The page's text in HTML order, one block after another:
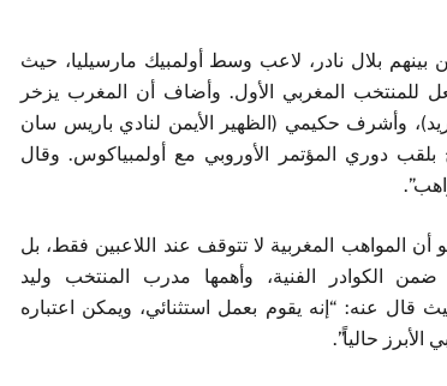
بينهم بلال نادر، لاعب وسط أولمبيك مارسيليا، حيث
للمنتخب المغربي الأول. وأضاف أن المغرب يزخر
وأشرف حكيمي (الظهير الأيمن لنادي باريس سان
دوري المؤتمر الأوروبي مع أولمبياكوس. وقال
أن المواهب المغربية لا تتوقف عند اللاعبين فقط، بل
الكوادر الفنية، وأهمها مدرب المنتخب وليد
قال عنه: “إنه يقوم بعمل استثنائي، ويمكن اعتباره
الأبرز حالياً”.